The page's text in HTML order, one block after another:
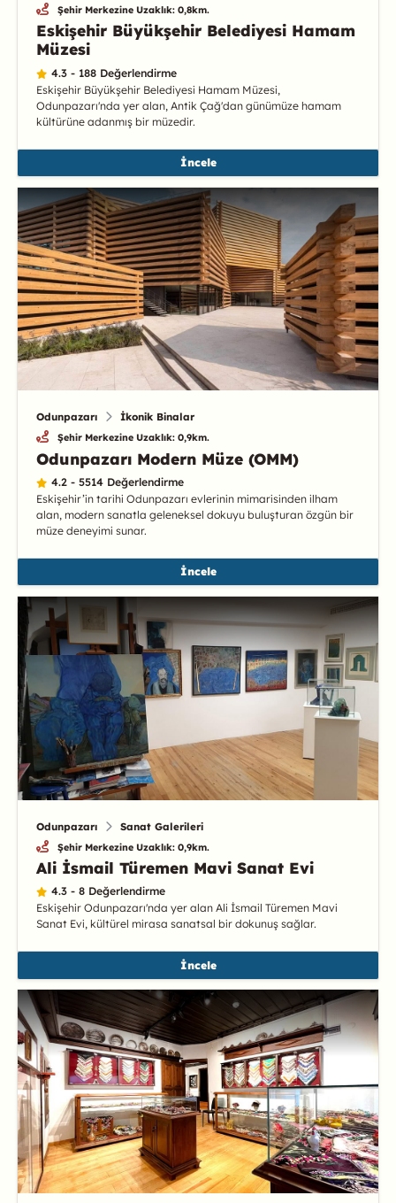
Şehir Merkezine Uzaklık: 0,8km.
Eskişehir Büyükşehir Belediyesi Hamam
Müzesi
4.3 - 188 Değerlendirme
Eskişehir Büyükşehir Belediyesi Hamam Müzesi,
Odunpazarı'nda yer alan, Antik Çağ'dan günümüze hamam
kültürüne adanmış bir müzedir.
İncele
Odunpazarı İkonik Binalar
Şehir Merkezine Uzaklık: 0,9km.
Odunpazarı Modern Müze (OMM)
4.2 - 5514 Değerlendirme
Eskişehir’in tarihi Odunpazarı evlerinin mimarisinden ilham
alan, modern sanatla geleneksel dokuyu buluşturan özgün bir
müze deneyimi sunar.
İncele
Odunpazarı Sanat Galerileri
Şehir Merkezine Uzaklık: 0,9km.
Ali İsmail Türemen Mavi Sanat Evi
4.3 - 8 Değerlendirme
Eskişehir Odunpazarı'nda yer alan Ali İsmail Türemen Mavi
Sanat Evi, kültürel mirasa sanatsal bir dokunuş sağlar.
İncele